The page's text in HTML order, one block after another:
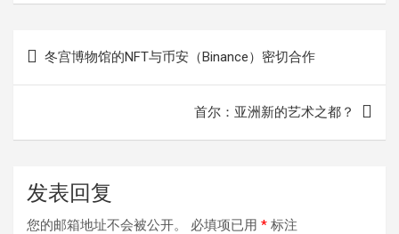
冬宫博物馆的NFT与币安（Binance）密切合作
首尔：亚洲新的艺术之都？
发表回复
您的邮箱地址不会被公开。 必填项已用 * 标注